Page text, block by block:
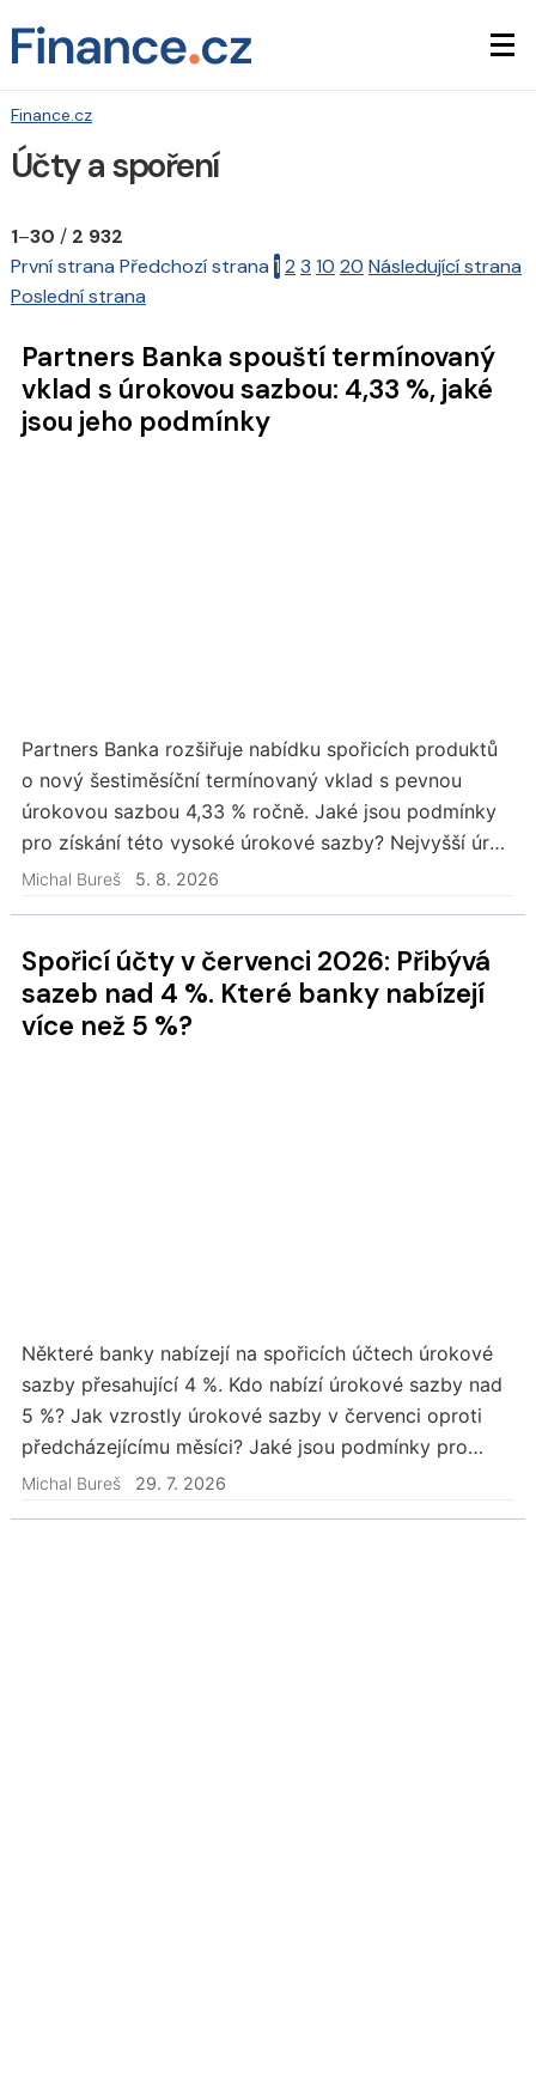
Finance.cz
Účty a spoření
1–30 / 2 932
První strana Předchozí strana 1 2 3 10 20 Následující strana
Poslední strana
Partners Banka spouští termínovaný
vklad s úrokovou sazbou: 4,33 %, jaké
jsou jeho podmínky
Partners Banka rozšiřuje nabídku spořicích produktů
o nový šestiměsíční termínovaný vklad s pevnou
úrokovou sazbou 4,33 % ročně. Jaké jsou podmínky
pro získání této vysoké úrokové sazby? Nejvyšší úrok
Michal Bureš 5. 8. 2026
Spořicí účty v červenci 2026: Přibývá
sazeb nad 4 %. Které banky nabízejí
více než 5 %?
Některé banky nabízejí na spořicích účtech úrokové
sazby přesahující 4 %. Kdo nabízí úrokové sazby nad
5 %? Jak vzrostly úrokové sazby v červenci oproti
předcházejícímu měsíci? Jaké jsou podmínky pro
vyšší úročení?
Michal Bureš 29. 7. 2026